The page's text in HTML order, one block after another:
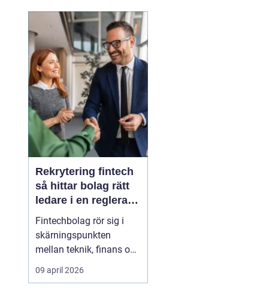
När siffrorna stämmer
får företagaren ett lugn i
vardagen och bättre
förutsä...
Rekrytering fintech
så hittar bolag rätt
ledare i en reglerad
tillväxtbransch
Fintechbolag rör sig i
skärningspunkten
mellan teknik, finans och
reglering. Tempot är
högt, investerare ställer
09 april 2026